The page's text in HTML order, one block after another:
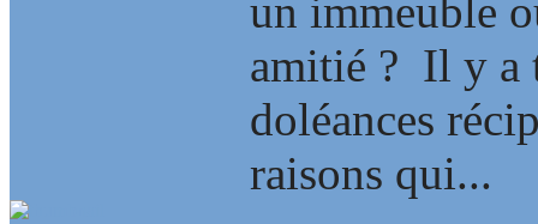
un immeuble
amitié ? Il y a
doléances
raisons qui...